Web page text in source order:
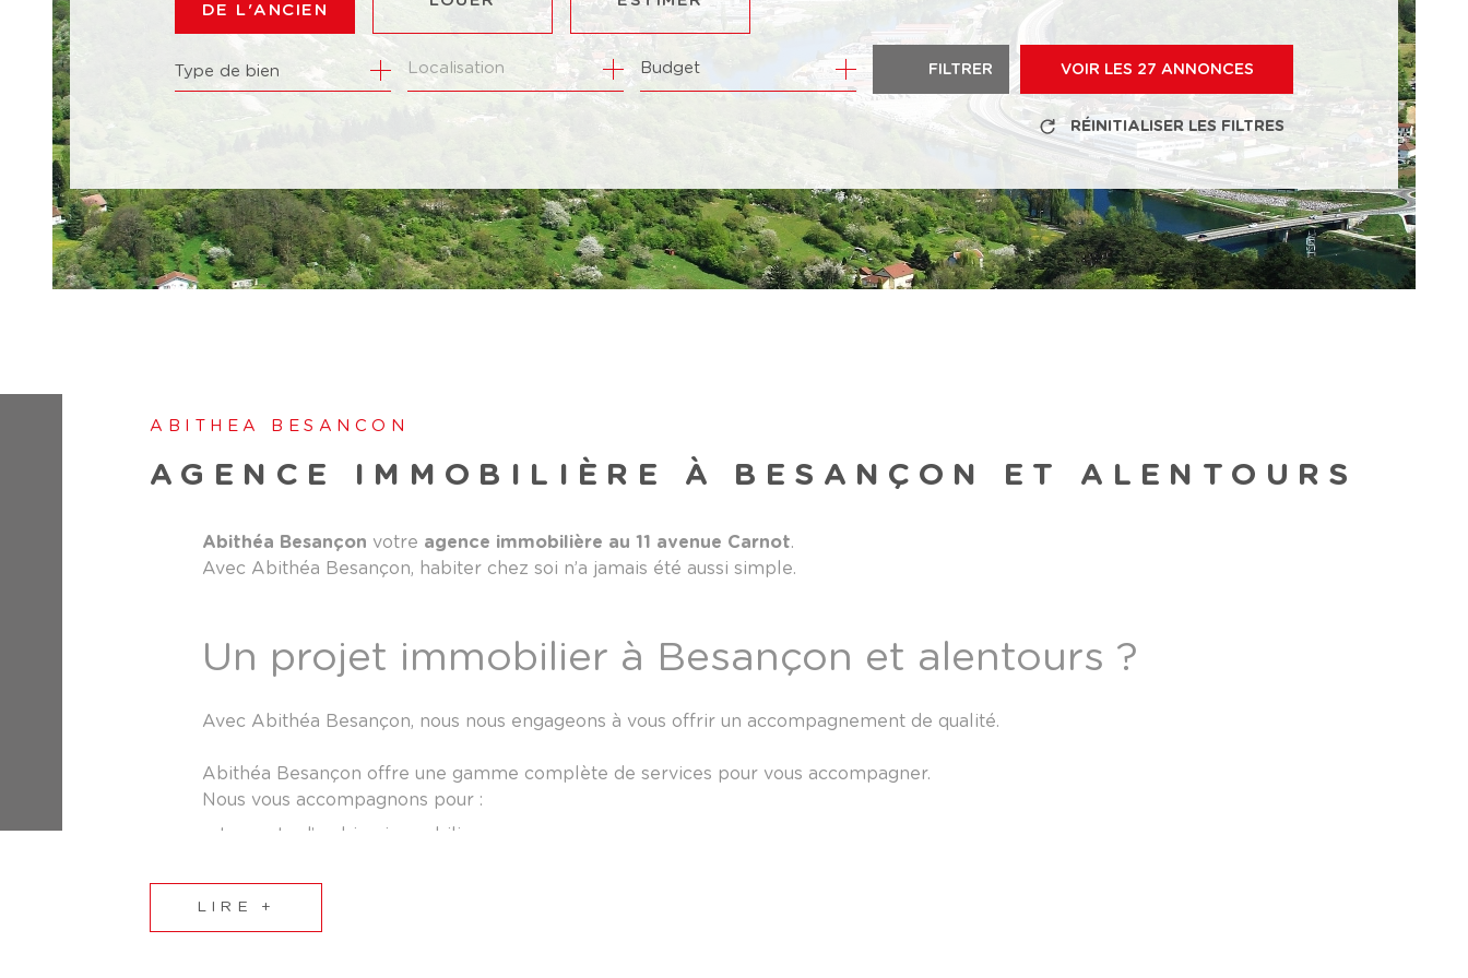
DE L'ANCIEN
DE L'ANCIEN
DU NEUF
À L'ANNÉE
DE L'IMMO PRO
Type de bien Budget FILTRER VOIR LES 27 ANNONCES
RÉINITIALISER LES FILTRES
ABITHEA BESANCON
AGENCE IMMOBILIÈRE À BESANÇON ET ALENTOURS
Abithéa Besançon votre agence immobilière au 11 avenue Carnot.
Avec Abithéa Besançon, habiter chez soi n’a jamais été aussi simple.
Un projet immobilier à Besançon et alentours ?
Avec Abithéa Besançon, nous nous engageons à vous offrir un accompagnement de qualité.
Abithéa Besançon offre une gamme complète de services pour vous accompagner.
Nous vous accompagnons pour :
La vente d’un bien immobilier
La location d’un bien immobilier
LIRE +